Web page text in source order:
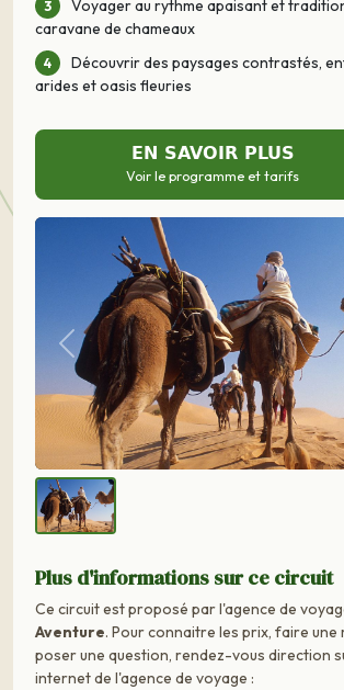
Voyager au rythme apaisant et
caravane de chameaux
Découvrir des paysages contrastés,
arides et oasis fleuries
EN SAVOIR PLUS
Voir le programme et tarifs
Précédent
Plus d'informations sur ce circuit
Ce circuit est proposé par l'agence de
Aventure. Pour connaitre les prix, faire
poser une question, rendez-vous direction
internet de l'agence de voyage :